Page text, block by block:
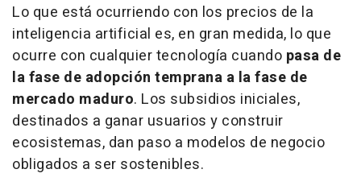
Lo que está ocurriendo con los precios de la
inteligencia artificial es, en gran medida, lo que
ocurre con cualquier tecnología cuando pasa de
la fase de adopción temprana a la fase de
mercado maduro. Los subsidios iniciales,
destinados a ganar usuarios y construir
ecosistemas, dan paso a modelos de negocio
obligados a ser sostenibles.